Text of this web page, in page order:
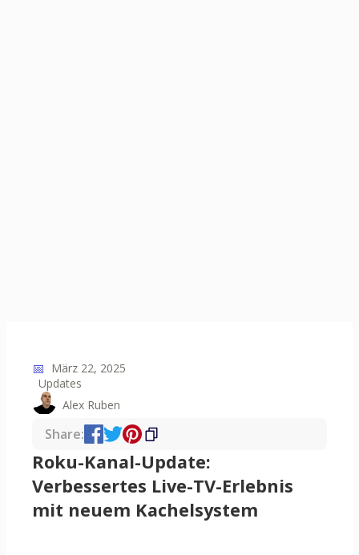
📅 März 22, 2025
Updates
Alex Ruben
Share:
Roku-Kanal-Update:
Verbessertes Live-TV-Erlebnis
mit neuem Kachelsystem